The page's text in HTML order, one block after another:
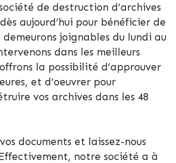
de destruction d’archives
aujourd’hui pour bénéficier de
demeurons joignables du lundi au
dans les meilleurs
la possibilité d’approuver
et d’oeuvrer pour
vos archives dans les 48
documents et laissez-nous
notre société a à